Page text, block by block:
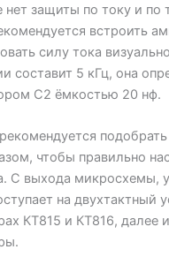
нет защиты по току и по
встроить
силу тока
составит 5 кГц, она
C2 ёмкостью 20 нф.
подобрать
чтобы правильно
С выхода микросхемы,
на двухтактный
КТ815 и КТ816, далее